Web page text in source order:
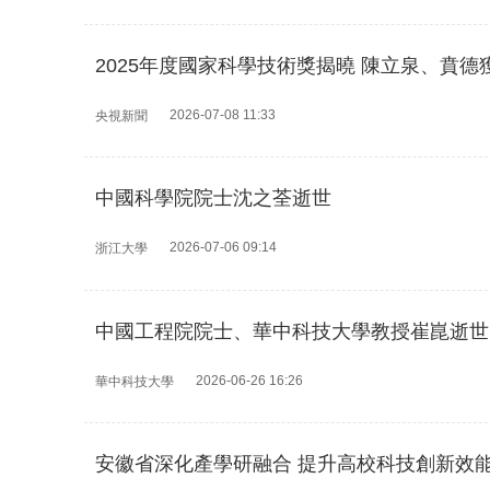
2025年度國家科學技術獎揭曉 陳立泉、賁德
央視新聞 2026-07-08 11:33
中國科學院院士沈之荃逝世
浙江大學 2026-07-06 09:14
中國工程院院士、華中科技大學教授崔崑逝世
華中科技大學 2026-06-26 16:26
安徽省深化產學研融合 提升高校科技創新效